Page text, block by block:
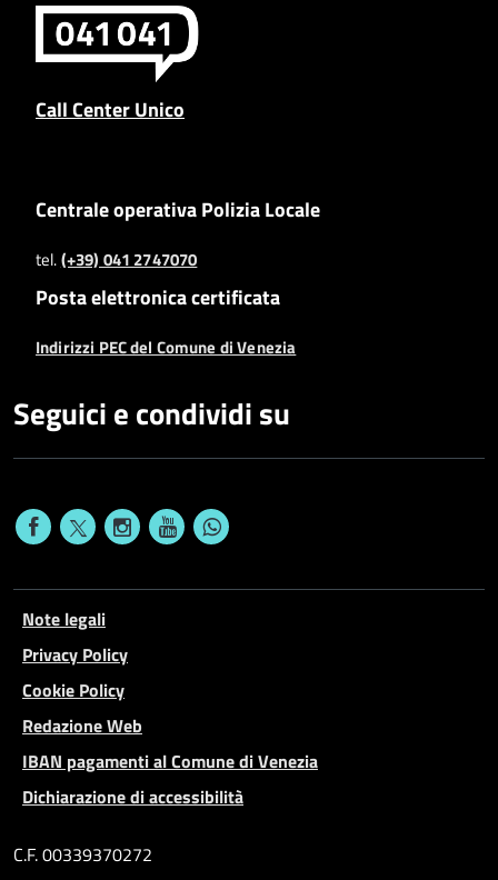
Call Center Unico
Centrale operativa Polizia Locale
tel.(+39) 041 2747070
Posta elettronica certificata
Indirizzi PEC del Comune di Venezia
Seguici e condividi su
Note legali
Privacy Policy
Cookie Policy
Redazione Web
IBAN pagamenti al Comune di Venezia
Dichiarazione di accessibilità
C.F. 00339370272